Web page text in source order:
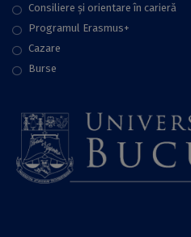
Consiliere şi orientare în carieră
Programul Erasmus+
Cazare
Burse